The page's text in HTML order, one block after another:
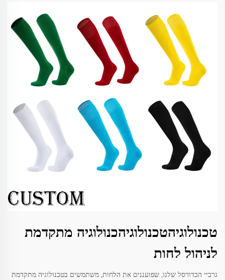
טכנולוגיהטכנולוגיהכנולוגיה מתקדמת
לניהול לחות
גרביי הכדורסל שלנו, שפועננים את הלחות, משתמשים בטכנולוגיה מתקדמת